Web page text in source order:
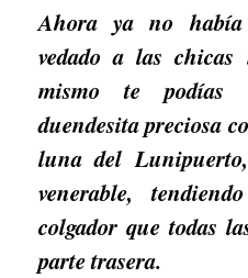
Ahora ya no
vedado a las
mismo te
duendesita preciosa
luna del
venerable,
colgador que todas
parte trasera.